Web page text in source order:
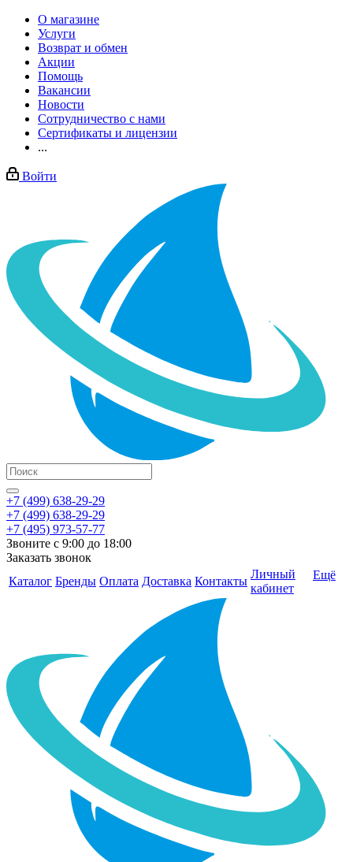
О магазине
Услуги
Возврат и обмен
Акции
Помощь
Вакансии
Новости
Сотрудничество с нами
Сертификаты и лицензии
...
Войти
+7 (499) 638-29-29
+7 (499) 638-29-29
+7 (495) 973-57-77
Звоните с 9:00 до 18:00
Заказать звонок
Каталог Бренды Оплата Доставка Контакты
Личный
кабинет
Ещё